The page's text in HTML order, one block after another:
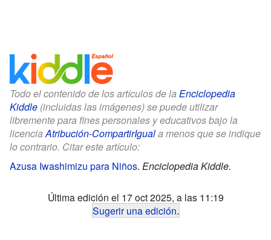
Todo el contenido de los artículos de la Enciclopedia
Kiddle (incluidas las imágenes) se puede utilizar
libremente para fines personales y educativos bajo la
licenciaAtribución-CompartirIguala menos que se indique
lo contrario. Citar este artículo:
Azusa Iwashimizu para Niños. Enciclopedia Kiddle.
Última edición el 17 oct 2025, a las 11:19
Sugerir una edición.